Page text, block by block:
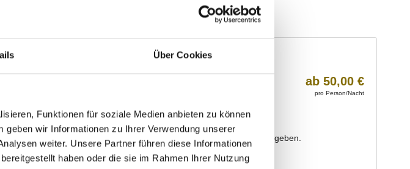
Über Cookies
Funktionen für soziale Medien anbieten zu können
wir Informationen zu Ihrer Verwendung unserer
weiter. Unsere Partner führen diese Informationen
haben oder die sie im Rahmen Ihrer Nutzung